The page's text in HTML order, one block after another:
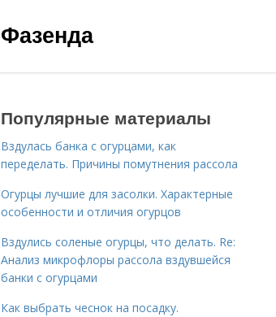
Фазенда
Популярные материалы
Вздулась банка с огурцами, как
переделать. Причины помутнения рассола
Огурцы лучшие для засолки. Характерные
особенности и отличия огурцов
Вздулись соленые огурцы, что делать. Re:
Анализ микрофлоры рассола вздувшейся
банки с огурцами
Как выбрать чеснок на посадку.